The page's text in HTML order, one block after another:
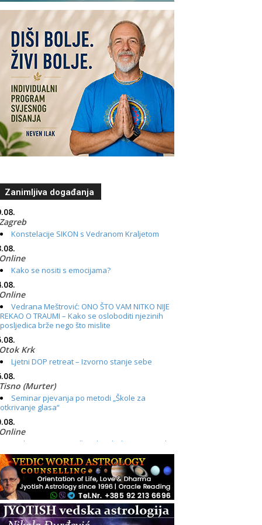
Zanimljiva događanja
Konstelacije SIKON s Vedranom Kraljetom
Online
Kako se nositi s emocijama?
Online
Vedrana Meštrović: ONO ŠTO VAM NITKO NIJE
REKAO O TRAUMI – Kako se osloboditi njezinih
posljedica brže nego što mislite
Otok Krk
Ljetni DOP retreat – Izvorno stanje sebe
Tisno (Murter)
Seminar pjevanja po metodi „Škole za
otkrivanje glasa“
Online
Radionica: Pomagači iz drugih dimenzija Online
– otvoreno za sve
Osnovni ThetaHealing® tečaj, Zagreb i Online
Pula